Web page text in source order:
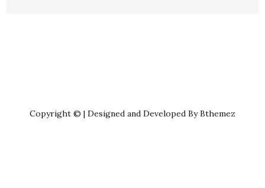
Copyright © | Designed and Developed By Bthemez